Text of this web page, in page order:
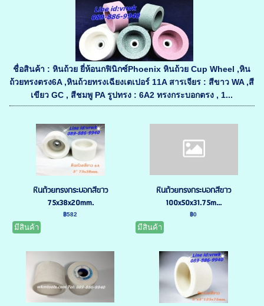
ชื่อสินค้า : หินถ้วย ยี่ห้อนกฟินิกซ์Phoenix หินถ้วย Cup Wheel ,หิน
ถ้วยทรงตรง6A ,หินถ้วยทรงเฉียงเตเปอร์ 11A สารเจียร : สีขาว WA ,สี
เขียว GC , สีชมพู PA รูปทรง : 6A2 ทรงกระบอกตรง , 1...
หินถ้วยทรงกระบอกสีขาว
75x38x20mm.
฿582
มีสินค้า
หินถ้วยทรงกระบอกสีขาว
100x50x31.75m...
฿0
มีสินค้า